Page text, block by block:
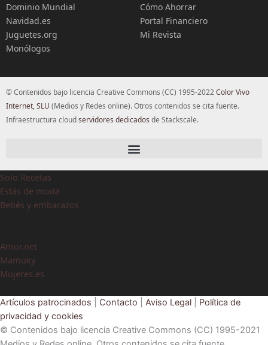
Dominio Mundial
Navidad.es
Juguetes.org
Monólogos
Cómo Ahorrar
Portal Financiero
Mi Revista
© Contenidos bajo licencia Creative Commons (CC) 1995-2022Color Vivo
Internet, SLU (Medios y Redes online). Otros contenidos se cita fuente.
Infraestructura cloudservidores dedicados de Stackscale.
Solo Recetas
Estás de moda
Bebés y embarazos
Amor.net
Mamuky
Mujeres.es
Artículos patrocinados Contacto Aviso Legal
Política de
privacidad y cookies
© Contenidos bajo licencia Creative Commons (CC) 1995-2021